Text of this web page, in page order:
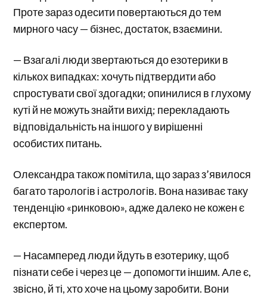
Проте зараз одесити повертаються до тем
мирного часу — бізнес, достаток, взаємини.
— Взагалі люди звертаються до езотерики в
кількох випадках: хочуть підтвердити або
спростувати свої здогадки; опинилися в глухому
куті й не можуть знайти вихід; перекладають
відповідальність на іншого у вирішенні
особистих питань.
Олександра також помітила, що зараз з’явилося
багато тарологів і астрологів. Вона називає таку
тенденцію «ринковою», адже далеко не кожен є
експертом.
— Насамперед люди йдуть в езотерику, щоб
пізнати себе і через це — допомогти іншим. Але є,
звісно, й ті, хто хоче на цьому заробити. Вони